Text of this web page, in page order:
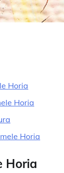
Horia
Horia
Horia
Horia